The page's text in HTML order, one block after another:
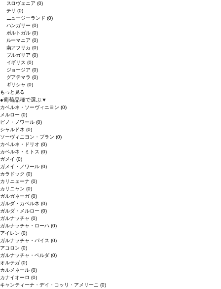
スロヴェニア(0)
チリ(0)
ニュージーランド(0)
ハンガリー(0)
ポルトガル(0)
ルーマニア(0)
南アフリカ(0)
ブルガリア(0)
イギリス(0)
ジョージア(0)
グアテマラ(0)
ギリシャ(0)
もっと見る
●葡萄品種で選ぶ▼
カベルネ・ソーヴィニヨン (0)
メルロー (0)
ピノ・ノワール (0)
シャルドネ (0)
ソーヴィニヨン・ブラン (0)
カベルネ・ドリオ (0)
カベルネ・ミトス (0)
ガメイ (0)
ガメイ・ノワール (0)
カラドック (0)
カリニェーナ (0)
カリニャン (0)
ガルガネーガ (0)
ガルダ・カベルネ (0)
ガルダ・メルロー (0)
ガルナッチャ (0)
ガルナッチャ・ローハ (0)
アイレン (0)
ガルナッチャ・パイス (0)
アコロン (0)
ガルナッチャ・ペルダ (0)
オルテガ (0)
カルメネール (0)
カナイオーロ (0)
キャンティーナ・デイ・コッリ・アメリーニ (0)